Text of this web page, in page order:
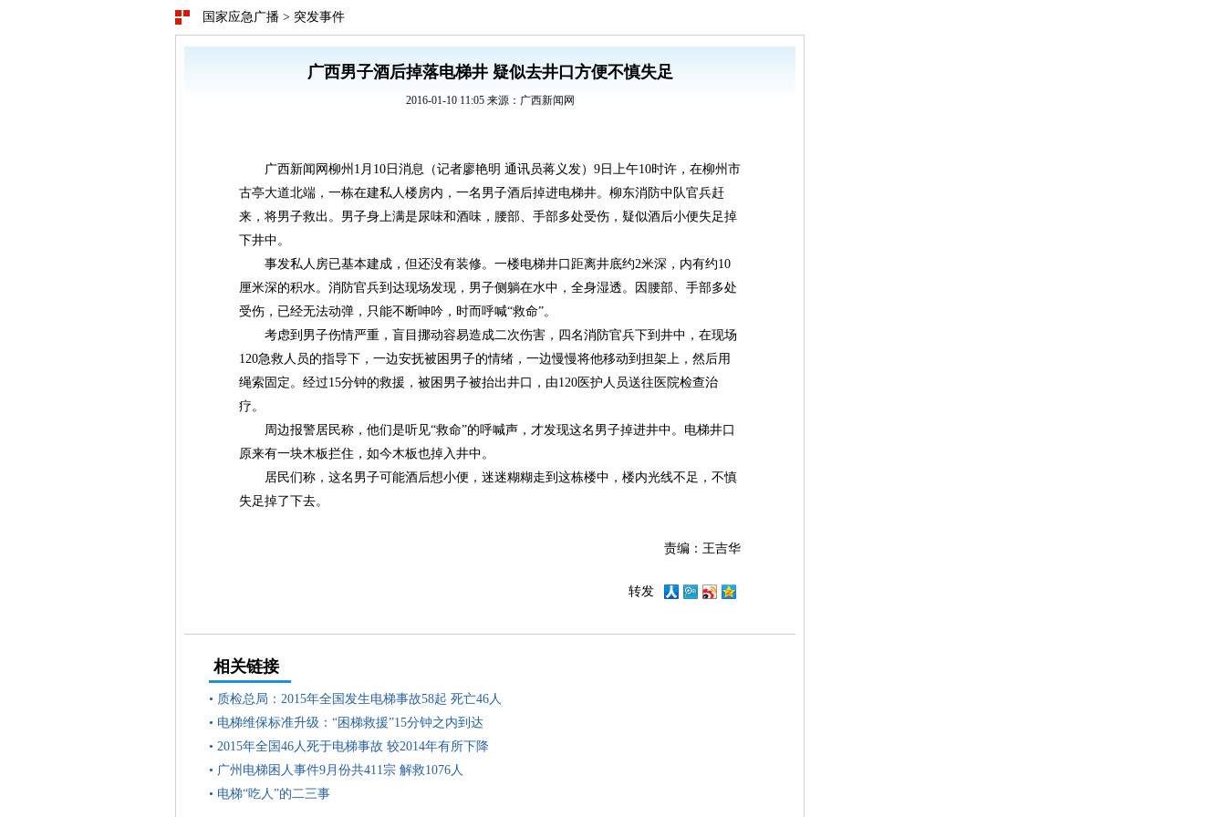
国家应急广播 > 突发事件
广西男子酒后掉落电梯井 疑似去井口方便不慎失足
2016-01-10 11:05 来源：广西新闻网
广西新闻网柳州1月10日消息（记者廖艳明 通讯员蒋义发）9日上午10时许，在柳州市
古亭大道北端，一栋在建私人楼房内，一名男子酒后掉进电梯井。柳东消防中队官兵赶
来，将男子救出。男子身上满是尿味和酒味，腰部、手部多处受伤，疑似酒后小便失足掉
下井中。
事发私人房已基本建成，但还没有装修。一楼电梯井口距离井底约2米深，内有约10
厘米深的积水。消防官兵到达现场发现，男子侧躺在水中，全身湿透。因腰部、手部多处
受伤，已经无法动弹，只能不断呻吟，时而呼喊“救命”。
考虑到男子伤情严重，盲目挪动容易造成二次伤害，四名消防官兵下到井中，在现场
120急救人员的指导下，一边安抚被困男子的情绪，一边慢慢将他移动到担架上，然后用
绳索固定。经过15分钟的救援，被困男子被抬出井口，由120医护人员送往医院检查治
疗。
周边报警居民称，他们是听见“救命”的呼喊声，才发现这名男子掉进井中。电梯井口
原来有一块木板拦住，如今木板也掉入井中。
居民们称，这名男子可能酒后想小便，迷迷糊糊走到这栋楼中，楼内光线不足，不慎
失足掉了下去。
责编：王吉华
转发
相关链接
• 质检总局：2015年全国发生电梯事故58起 死亡46人
• 电梯维保标准升级：“困梯救援”15分钟之内到达
• 2015年全国46人死于电梯事故 较2014年有所下降
• 广州电梯困人事件9月份共411宗 解救1076人
• 电梯“吃人”的二三事